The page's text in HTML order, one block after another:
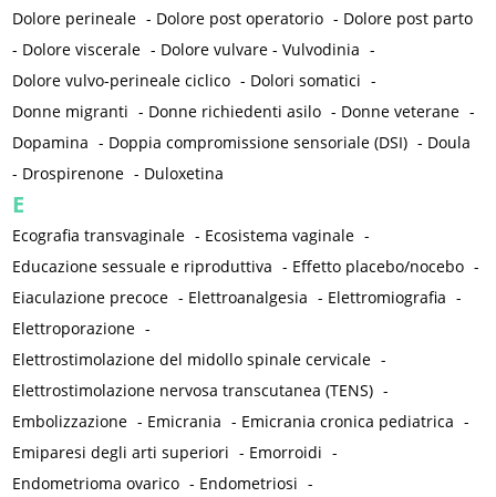
Dolore perineale - Dolore post operatorio - Dolore post parto
- Dolore viscerale - Dolore vulvare - Vulvodinia -
Dolore vulvo-perineale ciclico - Dolori somatici -
Donne migranti - Donne richiedenti asilo - Donne veterane -
Dopamina - Doppia compromissione sensoriale (DSI) - Doula
- Drospirenone - Duloxetina
E
Ecografia transvaginale - Ecosistema vaginale -
Educazione sessuale e riproduttiva - Effetto placebo/nocebo -
Eiaculazione precoce - Elettroanalgesia - Elettromiografia -
Elettroporazione -
Elettrostimolazione del midollo spinale cervicale -
Elettrostimolazione nervosa transcutanea (TENS) -
Embolizzazione - Emicrania - Emicrania cronica pediatrica -
Emiparesi degli arti superiori - Emorroidi -
Endometrioma ovarico - Endometriosi -